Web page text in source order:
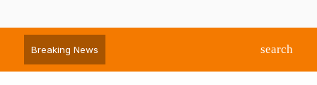
Breaking News search